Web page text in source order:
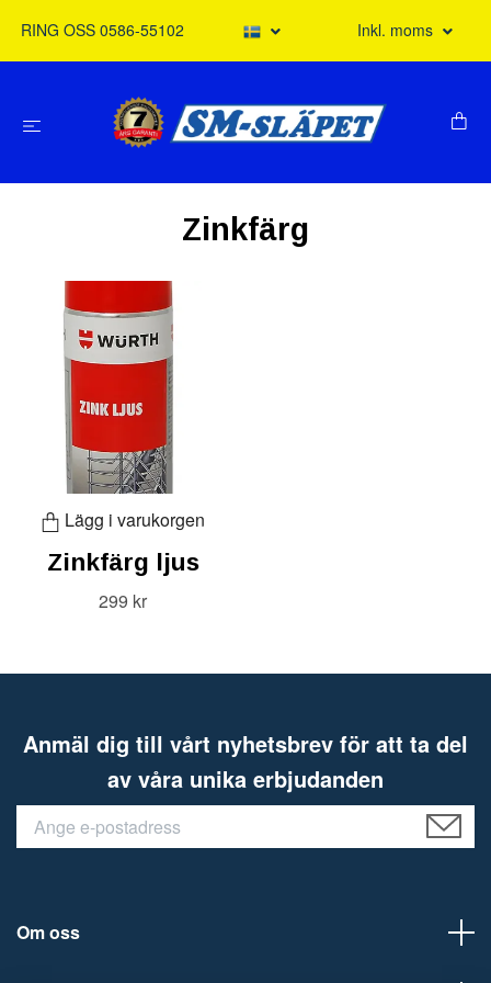
RING OSS 0586-55102 Inkl. moms
Zinkfärg
Lägg i varukorgen
Zinkfärg ljus
299 kr
Anmäl dig till vårt nyhetsbrev för att ta del
av våra unika erbjudanden
Om oss